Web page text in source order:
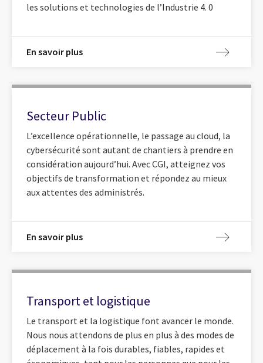
les solutions et technologies de l’Industrie 4. 0
En savoir plus
Secteur Public
L’excellence opérationnelle, le passage au cloud, la
cybersécurité sont autant de chantiers à prendre en
considération aujourd’hui. Avec CGI, atteignez vos
objectifs de transformation et répondez au mieux
aux attentes des administrés.
En savoir plus
Transport et logistique
Le transport et la logistique font avancer le monde.
Nous nous attendons de plus en plus à des modes de
déplacement à la fois durables, fiables, rapides et